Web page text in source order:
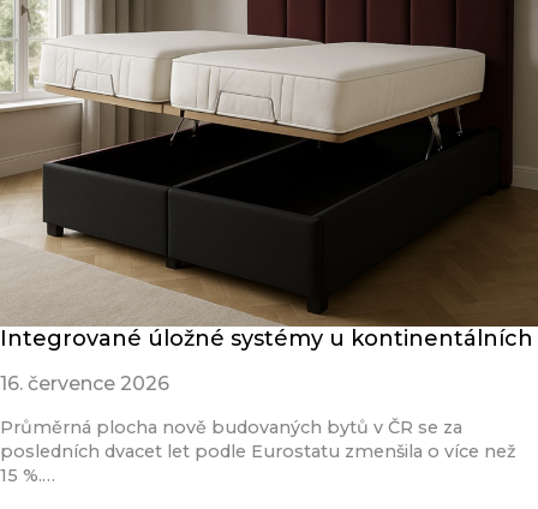
Integrované úložné systémy u kontinentálních
16. července 2026
Průměrná plocha nově budovaných bytů v ČR se za
posledních dvacet let podle Eurostatu zmenšila o více než
15 %.…